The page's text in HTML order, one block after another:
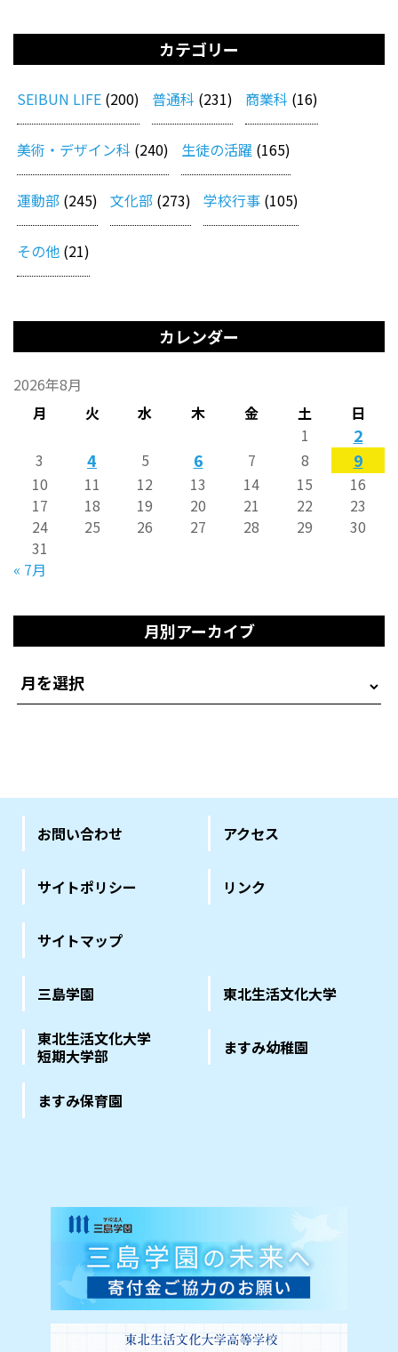
カテゴリー
SEIBUN LIFE (200) 普通科 (231) 商業科 (16)
美術・デザイン科 (240) 生徒の活躍 (165)
運動部 (245) 文化部 (273) 学校行事 (105)
その他 (21)
カレンダー
2026年8月
月
火 水 木 金 土 日
« 7月
1 2
3 4 5 6 7 8 9
10 11 12 13 14 15
16
17
18 19 20 21 22
23
24
25 26 27 28 29
30
31
月別アーカイブ
お問い合わせ アクセス
サイトポリシー リンク
サイトマップ
三島学園 東北生活文化大学
東北生活文化大学
短期大学部
ますみ幼稚園
ますみ保育園